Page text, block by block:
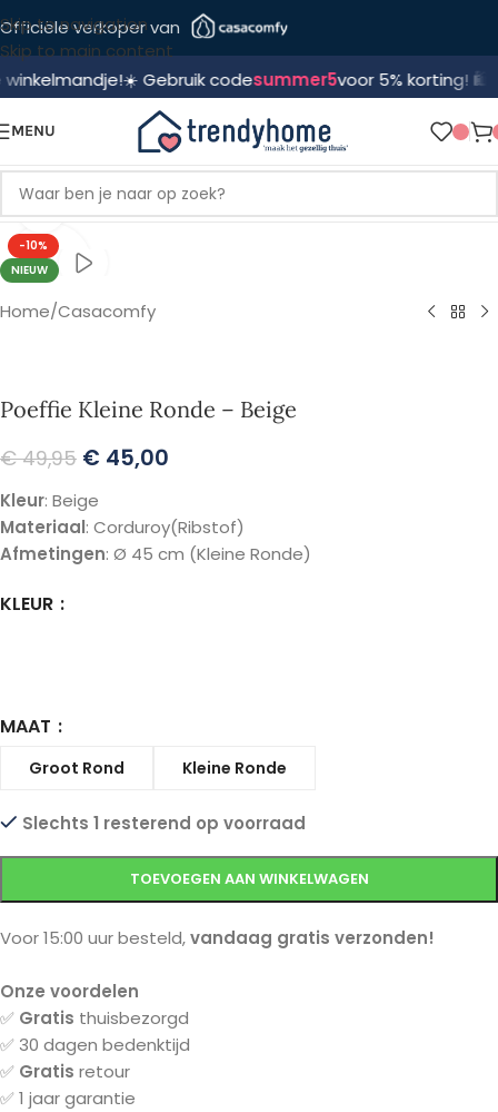
Skip to navigation
Skip to main content
Officiële verkoper van
☀️ Gebruik codesummer5voor 5% korting! 🛍️🔥
MENU
-10%
NIEUW
Klik om te vergroten
Home/Casacomfy
Poeffie Kleine Ronde – Beige
€49,95 € 45,00
Kleur: Beige
Materiaal: Corduroy(Ribstof)
Afmetingen: Ø 45 cm (Kleine Ronde)
KLEUR
MAAT
Groot Rond Kleine Ronde
Slechts 1 resterend op voorraad
TOEVOEGEN AAN WINKELWAGEN
Voor 15:00 uur besteld,vandaag gratis verzonden!
Onze voordelen
✅ Gratis thuisbezorgd
✅ 30 dagen bedenktijd
✅ Gratis retour
✅ 1 jaar garantie